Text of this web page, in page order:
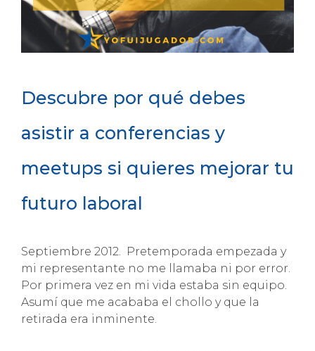
élite.
Descubre por qué debes
asistir a conferencias y
meetups si quieres mejorar tu
futuro laboral
Septiembre 2012. Pretemporada empezada y
mi representante no me llamaba ni por error.
Por primera vez en mi vida estaba sin equipo.
Asumí que me acababa el chollo y que la
retirada era inminente.